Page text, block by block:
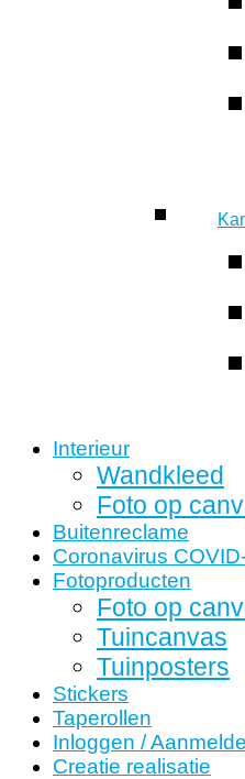
Interieur
Wandkleed
Foto op
Buitenreclame
Coronavirus
Fotoproducten
Foto op
Tuincanvas
Tuinposters
Stickers
Taperollen
Inloggen /
Creatie realisatie